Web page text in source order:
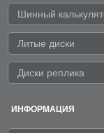
Шинный
Литые диски
Диски реплика
ИНФОРМАЦИЯ